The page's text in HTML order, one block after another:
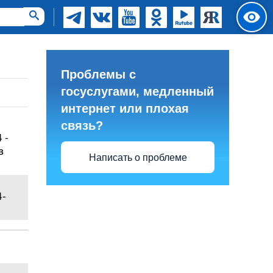
-
Проблемы с
госуслугами, медленный
интернет или плохая
связь?
Написать о проблеме